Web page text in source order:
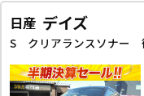
日産 デイズ